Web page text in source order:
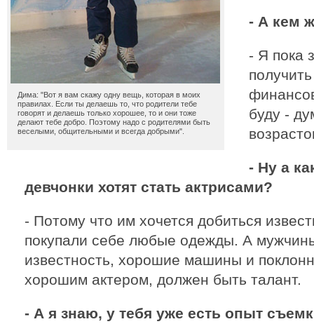
Дима: "Вот я вам скажу одну вещь, которая в моих
правилах. Если ты делаешь то, что родители тебе
говорят и делаешь только хорошее, то и они тоже
делают тебе добро. Поэтому надо с родителями быть
веселыми, общительными и всегда добрыми".
- А кем
- Я пока
буду -
- Ну а
девчонки хотят стать актрисами?
- Потому что им хочется добиться
покупали себе любые одежды. А
известность, хорошие машины и
хорошим актером, должен быть талант.
- А я знаю, у тебя уже есть опыт